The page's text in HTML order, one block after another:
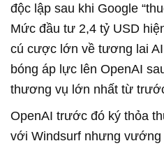
độc lập sau khi Google
Mức đầu tư 2,4 tỷ USD
cú cược lớn về tương lai
bóng áp lực lên OpenAI
thương vụ lớn nhất từ
OpenAI trước đó ký thỏa
với Windsurf nhưng